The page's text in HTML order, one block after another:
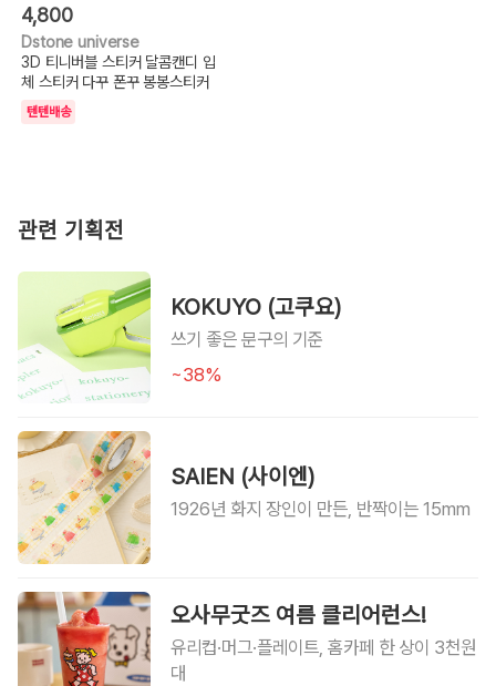
4,800
Dstone universe
3D 티니버블 스티커 달콤캔디 입
체 스티커 다꾸 폰꾸 봉봉스티커
텐텐배송
관련 기획전
KOKUYO (고쿠요)
쓰기 좋은 문구의 기준
~38%
SAIEN (사이엔)
1926년 화지 장인이 만든, 반짝이는 15mm
오사무굿즈 여름 클리어런스!
유리컵·머그·플레이트, 홈카페 한 상이 3천원
대